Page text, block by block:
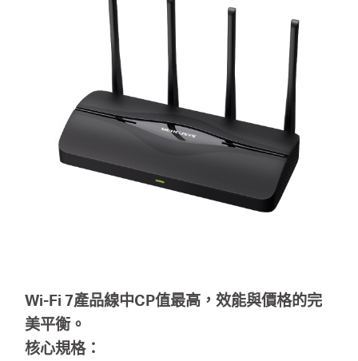
Wi-Fi 7產品線中CP值最高，效能與價格的完
美平衡。
核心規格：